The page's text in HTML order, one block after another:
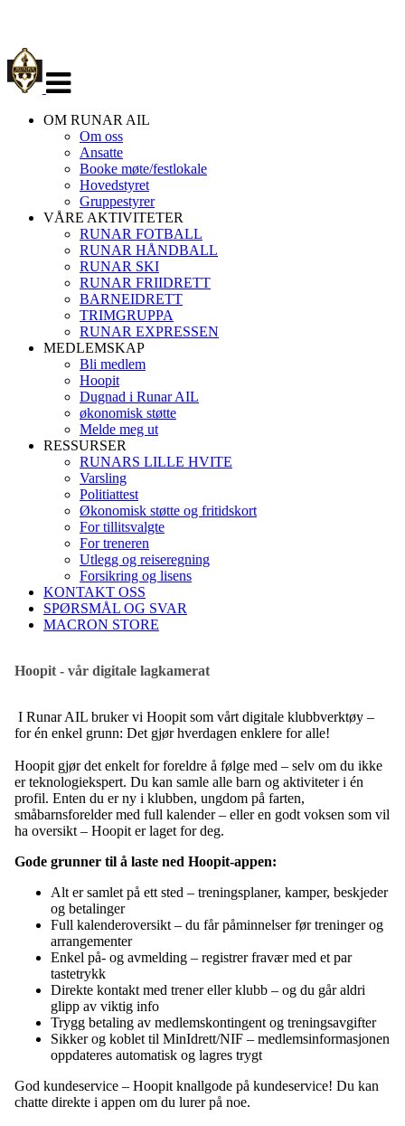
navigasjon
OM RUNAR AIL
Om oss
Ansatte
Booke møte/festlokale
Hovedstyret
Gruppestyrer
VÅRE AKTIVITETER
RUNAR FOTBALL
RUNAR HÅNDBALL
RUNAR SKI
RUNAR FRIIDRETT
BARNEIDRETT
TRIMGRUPPA
RUNAR EXPRESSEN
MEDLEMSKAP
Bli medlem
Hoopit
Dugnad i Runar AIL
økonomisk støtte
Melde meg ut
RESSURSER
RUNARS LILLE HVITE
Varsling
Politiattest
Økonomisk støtte og fritidskort
For tillitsvalgte
For treneren
Utlegg og reiseregning
Forsikring og lisens
KONTAKT OSS
SPØRSMÅL OG SVAR
MACRON STORE
Hoopit - vår digitale lagkamerat
I Runar AIL bruker vi Hoopit som vårt digitale klubbverktøy –
for én enkel grunn: Det gjør hverdagen enklere for alle!
Hoopit gjør det enkelt for foreldre å følge med – selv om du ikke
er teknologiekspert. Du kan samle alle barn og aktiviteter i én
profil. Enten du er ny i klubben, ungdom på farten,
småbarnsforelder med full kalender – eller en godt voksen som vil
ha oversikt – Hoopit er laget for deg.
Gode grunner til å laste ned Hoopit-appen:
Alt er samlet på ett sted – treningsplaner, kamper, beskjeder
og betalinger
Full kalenderoversikt – du får påminnelser før treninger og
arrangementer
Enkel på- og avmelding – registrer fravær med et par
tastetrykk
Direkte kontakt med trener eller klubb – og du går aldri
glipp av viktig info
Trygg betaling av medlemskontingent og treningsavgifter
Sikker og koblet til MinIdrett/NIF – medlemsinformasjonen
oppdateres automatisk og lagres trygt
God kundeservice – Hoopit knallgode på kundeservice! Du kan
chatte direkte i appen om du lurer på noe.